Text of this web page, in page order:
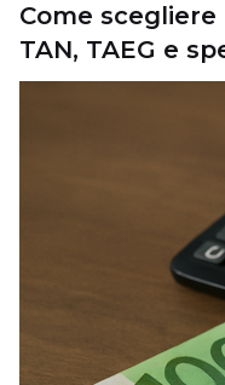
Come
TAN, TAEG e